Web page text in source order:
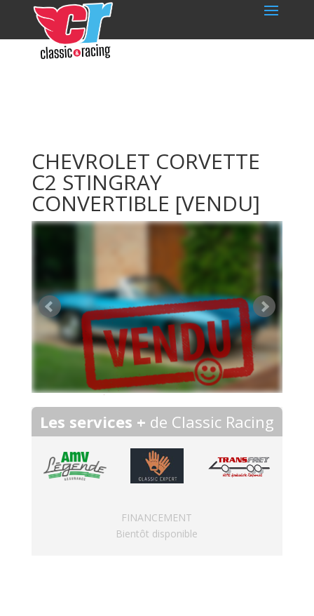
CHEVROLET CORVETTE
C2 STINGRAY
CONVERTIBLE [VENDU]
Les services + de Classic Racing
FINANCEMENT
Bientôt disponible